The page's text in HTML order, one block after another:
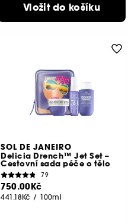
Vložit do košíku
SOL DE JANEIRO
Delicia Drench™ Jet Set –
Cestovní sada péče o tělo
79
750.00Kč
441.18Kč / 100ml